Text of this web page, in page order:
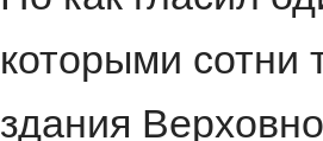
которыми сотни
здания